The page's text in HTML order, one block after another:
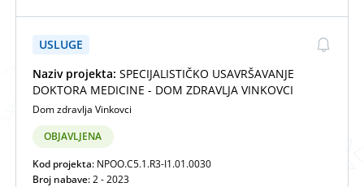
USLUGE
Naziv projekta: SPECIJALISTIČKO USAVRŠAVANJE
DOKTORA MEDICINE - DOM ZDRAVLJA VINKOVCI
Dom zdravlja Vinkovci
OBJAVLJENA
Kod projekta: NPOO.C5.1.R3-I1.01.0030
Broj nabave:2 - 2023